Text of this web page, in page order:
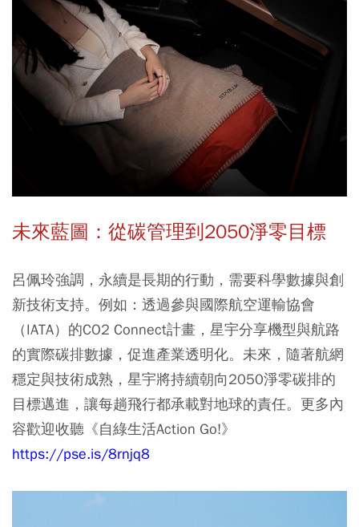
未來藍圖：從碳管理到2050淨零目標
呂佩玲強調，永續是長期的行動，需要科學數據與創
新技術支持。例如：透過參與國際航空運輸協會
（IATA）的CO2 Connect計畫，星宇分享機型與航路
的實際碳排數據，促進產業透明化。未來，隨著航網
穩定與技術成熟，星宇將持續朝向2050淨零碳排的
目標邁進，讓每趟飛行都承載對地球的責任。更多內
容歡迎收聽《自綠生活Action Go!》
https://pse.is/8rnjq8